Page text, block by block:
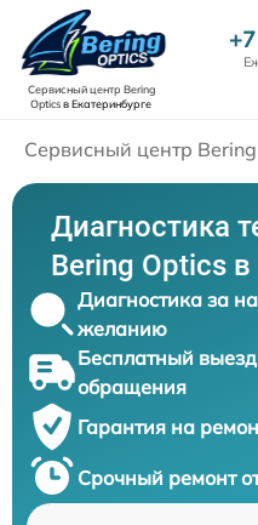
Сервисный центр Bering
Opticsв Екатеринбурге
Сервисный центр
Диагностика
Bering Optics в
Диагностика за
желанию
Бесплатный
обращения
Гарантия на
Срочный ремонт